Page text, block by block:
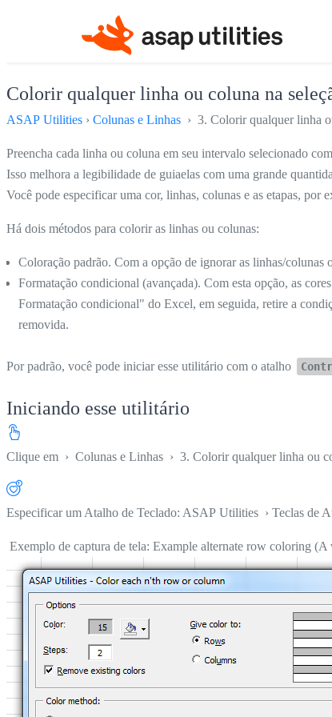
Colorir qualquer linha ou coluna na
ASAP Utilities › Colunas e Linhas › 3. Colorir qualquer linha
Preencha cada linha ou coluna em seu intervalo selecionado
Isso melhora a legibilidade de guiaelas com uma grande
Você pode especificar uma cor, linhas, colunas e as etapas, por
Há dois métodos para colorir as linhas ou colunas:
Coloração padrão. Com a opção de ignorar as linhas/colunas
Formatação condicional (avançada). Com esta opção, as
Formatação condicional" do Excel, em seguida, retire a
removida.
Por padrão, você pode iniciar esse utilitário com o atalho
Iniciando esse utilitário
Clique em › Colunas e Linhas › 3. Colorir qualquer linha ou
Especificar um Atalho de Teclado: ASAP Utilities › Teclas de
Exemplo de captura de tela: Example alternate row coloring (A